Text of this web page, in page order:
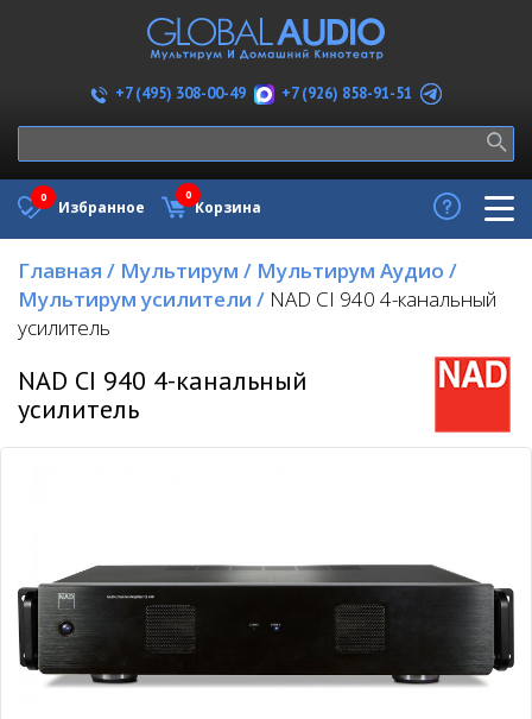
+7 (495) 308-00-49 +7 (926) 858-91-51
Избранное
0
Корзина
0
Главная / Мультирум / Мультирум Аудио /
Мультирум усилители / NAD CI 940 4-канальный
усилитель
NAD CI 940 4-канальный
усилитель